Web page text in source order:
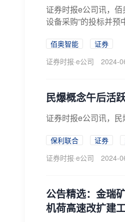
证券时报e公司讯，
设备采购”的投标并
佰奥智能
证券
证券时报·e公司
2024-
民爆概念午后活
证券时报e公司讯，
保利联合 证券
证券时报·e公司
2024-
公告精选：金瑞
机荷高速改扩建